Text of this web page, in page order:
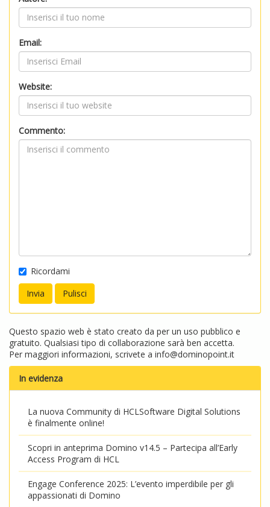
Email:
Website:
Commento:
Ricordami
Questo spazio web è stato creato da per un uso pubblico e
gratuito. Qualsiasi tipo di collaborazione sarà ben accetta.
Per maggiori informazioni, scrivete a info@dominopoint.it
In evidenza
La nuova Community di HCLSoftware Digital Solutions
è finalmente online!
Scopri in anteprima Domino v14.5 – Partecipa all’Early
Access Program di HCL
Engage Conference 2025: L’evento imperdibile per gli
appassionati di Domino